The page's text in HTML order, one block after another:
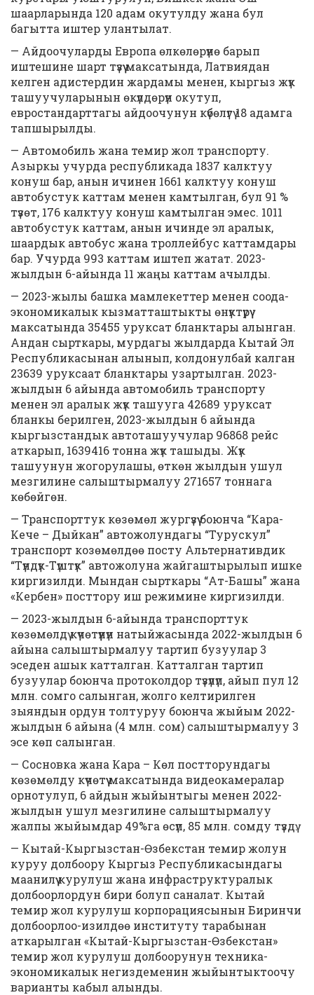
шаарларында 120 адам окутулду жана бул
багытта иштер улантылат.
— Айдоочуларды Европа өлкөлөрүнө барып
иштешине шарт түзүү максатында, Латвиядан
келген адистердин жардамы менен, кыргыз жүк
ташуучуларынын өкүлдөрүн окутуп,
евростандарттагы айдоочунун күбөлүгү 18 адамга
тапшырылды.
— Автомобиль жана темир жол транспорту.
Азыркы учурда республикада 1837 калктуу
конуш бар, анын ичинен 1661 калктуу конуш
автобустук каттам менен камтылган, бул 91 %
түзөт, 176 калктуу конуш камтылган эмес. 1011
автобустук каттам, анын ичинде эл аралык,
шаардык автобус жана троллейбус каттамдары
бар. Учурда 993 каттам иштеп жатат. 2023-
жылдын 6-айында 11 жаңы каттам ачылды.
— 2023-жылы башка мамлекеттер менен соода-
экономикалык кызматташтыкты өнүктүрүү
максатында 35455 уруксат бланктары алынган.
Андан сырткары, мурдагы жылдарда Кытай Эл
Республикасынан алынып, колдонулбай калган
23639 уруксаат бланктары узартылган. 2023-
жылдын 6 айында автомобиль транспорту
менен эл аралык жүк ташууга 42689 уруксат
бланкы берилген, 2023-жылдын 6 айында
кыргызстандык автоташуучулар 96868 рейс
аткарып, 1639416 тонна жүк ташыды. Жүк
ташуунун жогорулашы, өткөн жылдын ушул
мезгилине салыштырмалуу 271657 тоннага
көбөйгөн.
— Транспорттук көзөмөл жургүзүү боюнча “Кара-
Кече – Дыйкан” автожолундагы “Турускул”
транспорт козөмөлдөө посту Альтернативдик
“Түндүк-Түштүк” автожолуна жайгаштырылып ишке
киргизилди. Мындан сырткары “Ат-Башы” жана
«Кербен» посттору иш режимине киргизилди.
— 2023-жылдын 6-айында транспорттук
көзөмөлдү күчөтүүнүн натыйжасында 2022-жылдын 6
айына салыштырмалуу тартип бузуулар 3
эседен ашык катталган. Катталган тартип
бузуулар боюнча протоколдор түзүлүп, айып пул 12
млн. сомго салынган, жолго келтирилген
зыяндын ордун толтуруу боюнча жыйым 2022-
жылдын 6 айына (4 млн. сом) салыштырмалуу 3
эсе көп салынган.
— Сосновка жана Кара – Көл постторундагы
көзөмөлду күчөтүү максатында видеокамералар
орнотулуп, 6 айдын жыйынтыгы менен 2022-
жылдын ушул мезгилине салыштырмалуу
жалпы жыйымдар 49%га өсүп, 85 млн. сомду түздү.
— Кытай-Кыргызстан-Өзбекстан темир жолун
куруу долбоору Кыргыз Республикасындагы
маанилүү курулуш жана инфраструктуралык
долбоорлордун бири болуп саналат. Кытай
темир жол курулуш корпорациясынын Биринчи
долбоорлоо-изилдөө институту тарабынан
аткарылган «Кытай-Кыргызстан-Өзбекстан»
темир жол курулуш долбоорунун техника-
экономикалык негиздеменин жыйынтыктоочу
варианты кабыл алынды.